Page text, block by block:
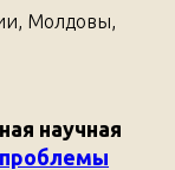
Молдовы,
научная